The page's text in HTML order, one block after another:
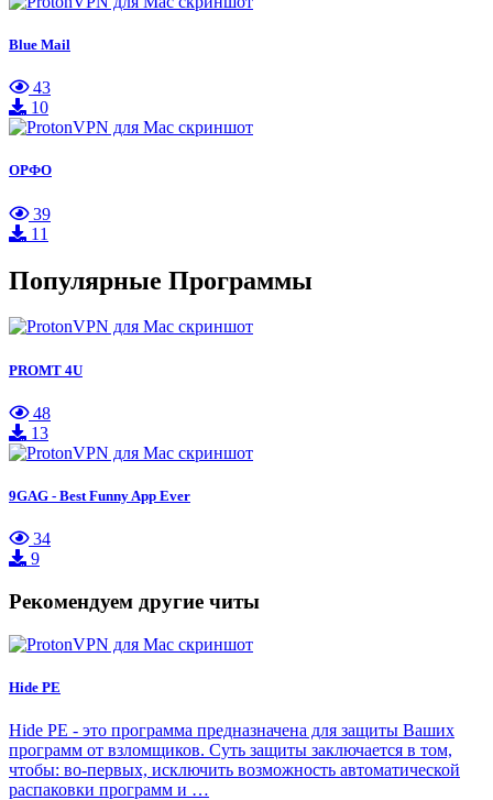
Blue Mail
43
10
ОРФО
39
11
Популярные Программы
PROMT 4U
48
13
9GAG - Best Funny App Ever
34
9
Рекомендуем другие читы
Hide PE
Hide PE - это программа предназначена для защиты Ваших
программ от взломщиков. Суть защиты заключается в том,
чтобы: во-первых, исключить возможность автоматической
распаковки программ и …